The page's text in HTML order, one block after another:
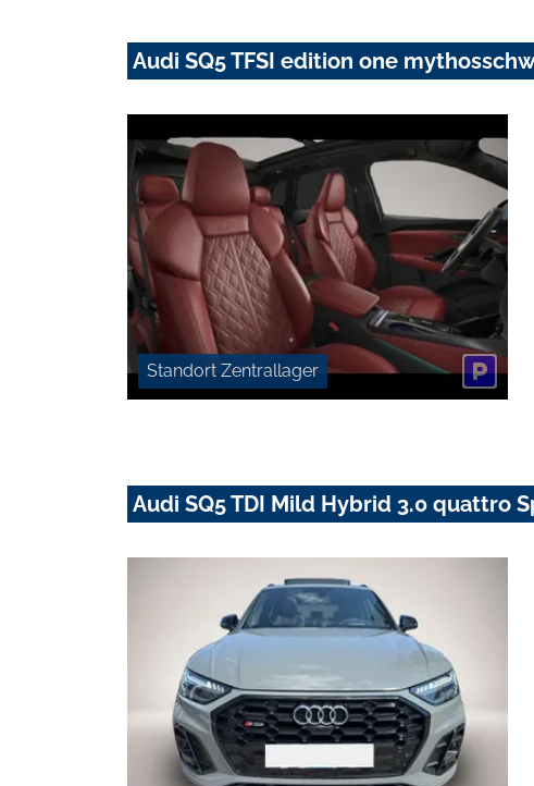
Audi SQ5 TFSI edition one
Standort Zentrallager
Audi SQ5 TDI Mild Hybrid 3.0 quattro